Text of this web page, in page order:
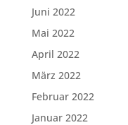
Juni 2022
Mai 2022
April 2022
März 2022
Februar 2022
Januar 2022